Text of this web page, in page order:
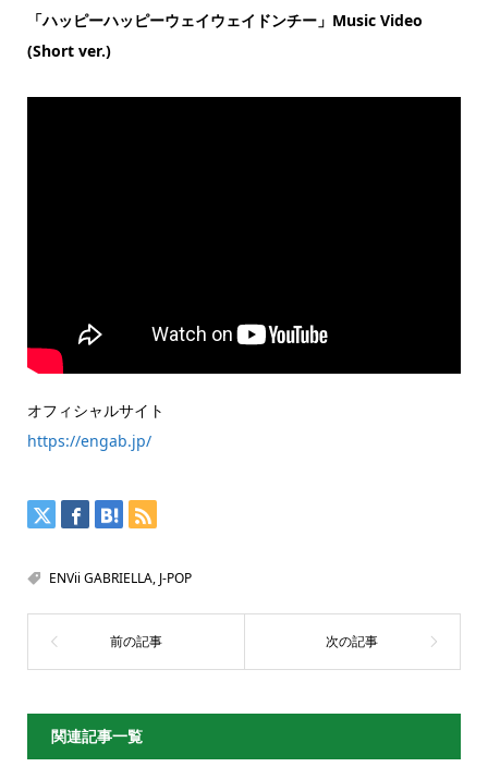
「ハッピーハッピーウェイウェイドンチー」Music Video
(Short ver.)
オフィシャルサイト
https://engab.jp/
ENVii GABRIELLA, J-POP
関連記事一覧